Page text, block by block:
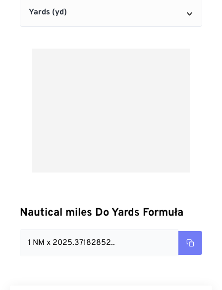
Nautical miles Do Yards Formuła
1 NM x 2025.37182852..